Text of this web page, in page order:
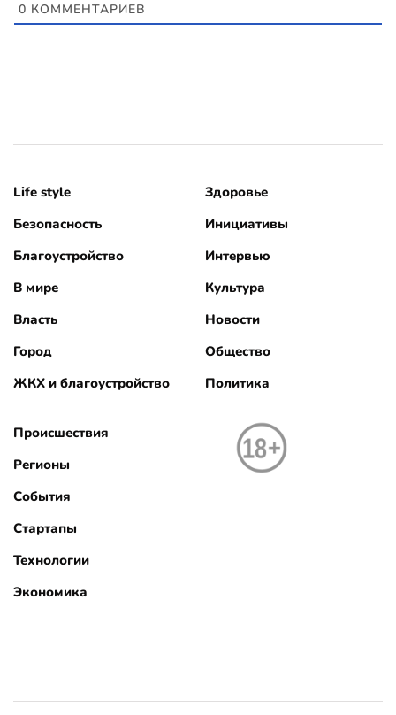
0 КОММЕНТАРИЕВ
Life style
Безопасность
Благоустройство
В мире
Власть
Город
ЖКХ и благоустройство
Здоровье
Инициативы
Интервью
Культура
Новости
Общество
Политика
Происшествия
Регионы
События
Стартапы
Технологии
Экономика